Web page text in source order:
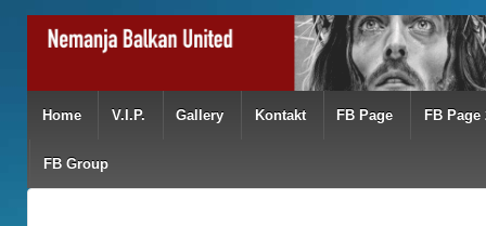
Home V.I.P. Gallery Kontakt FB Page FB Page
FB Group